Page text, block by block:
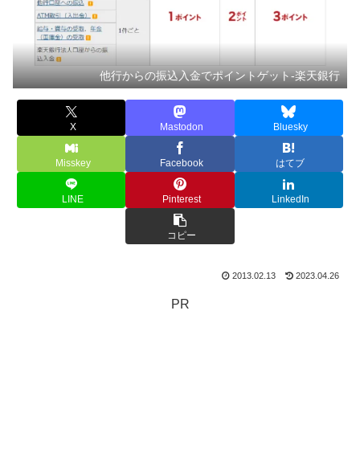
他行からの振込入金でポイントゲット-楽天銀行
X Mastodon Bluesky
Misskey Facebook はてブ
LINE Pinterest LinkedIn
コピー
2013.02.13 2023.04.26
PR